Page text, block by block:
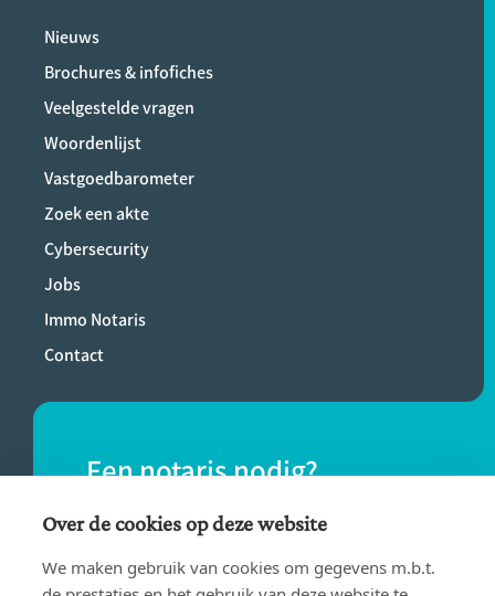
Nieuws
Brochures & infofiches
Veelgestelde vragen
Woordenlijst
Vastgoedbarometer
Zoek een akte
Cybersecurity
Jobs
Immo Notaris
Contact
Een notaris nodig?
Vind eenvoudig een notaris bij jou in de
buurt.
Over de cookies op deze website
We maken gebruik van cookies om gegevens m.b.t.